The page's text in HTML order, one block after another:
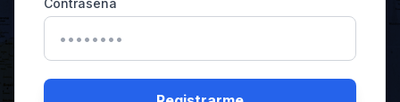
Contraseña